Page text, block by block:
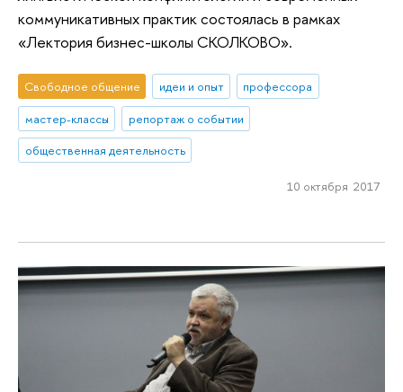
коммуникативных практик состоялась в рамках
«Лектория бизнес-школы СКОЛКОВО».
Свободное общение идеи и опыт
профессора
мастер-классы
репортаж о событии
общественная деятельность
10 октября 2017